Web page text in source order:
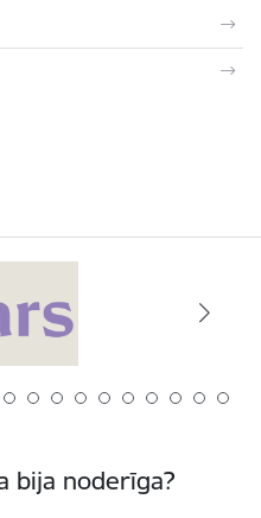
bija noderīga?